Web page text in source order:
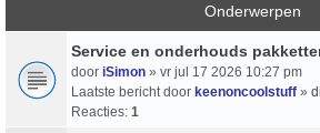
Onderwerpen
Service en onderhouds
door iSimon » vr jul 17 2026 10:27 pm
Laatste bericht door keenoncoolstuff »
Reacties: 1